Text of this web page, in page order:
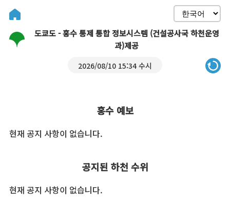
도쿄도 - 홍수 통제 통합 정보시스템 (건설공사국 하천운영
과)제공
2026/08/10 15:34 수시
홍수 예보
현재 공지 사항이 없습니다.
공지된 하천 수위
현재 공지 사항이 없습니다.